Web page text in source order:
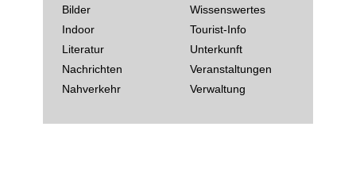
Bilder
Indoor
Literatur
Nachrichten
Nahverkehr
Wissenswertes
Tourist-Info
Unterkunft
Veranstaltungen
Verwaltung